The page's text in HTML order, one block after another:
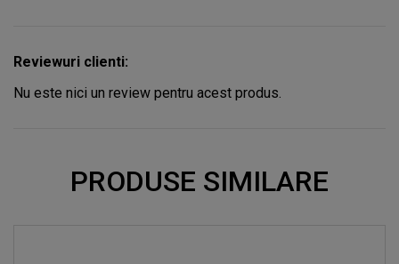
Reviewuri clienti:
Nu este nici un review pentru acest produs.
PRODUSE SIMILARE